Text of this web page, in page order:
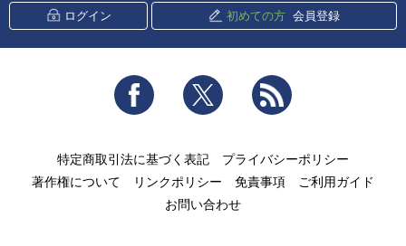
ログイン 初めての方 会員登録
Facebook Twitter
特定商取引法に基づく表記
プライバシーポリシー
著作権について
リンクポリシー 免責事項
ご利用ガイド
お問い合わせ